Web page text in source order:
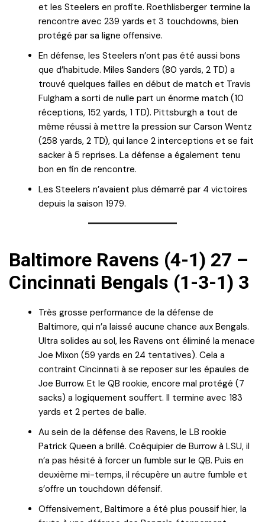
et les Steelers en profite. Roethlisberger termine la
rencontre avec 239 yards et 3 touchdowns, bien
protégé par sa ligne offensive.
En défense, les Steelers n’ont pas été aussi bons
que d’habitude. Miles Sanders (80 yards, 2 TD) a
trouvé quelques failles en début de match et Travis
Fulgham a sorti de nulle part un énorme match (10
réceptions, 152 yards, 1 TD). Pittsburgh a tout de
même réussi à mettre la pression sur Carson Wentz
(258 yards, 2 TD), qui lance 2 interceptions et se fait
sacker à 5 reprises. La défense a également tenu
bon en fin de rencontre.
Les Steelers n’avaient plus démarré par 4 victoires
depuis la saison 1979.
Baltimore Ravens (4-1) 27 –
Cincinnati Bengals (1-3-1) 3
Très grosse performance de la défense de
Baltimore, qui n’a laissé aucune chance aux Bengals.
Ultra solides au sol, les Ravens ont éliminé la menace
Joe Mixon (59 yards en 24 tentatives). Cela a
contraint Cincinnati à se reposer sur les épaules de
Joe Burrow. Et le QB rookie, encore mal protégé (7
sacks) a logiquement souffert. Il termine avec 183
yards et 2 pertes de balle.
Au sein de la défense des Ravens, le LB rookie
Patrick Queen a brillé. Coéquipier de Burrow à LSU, il
n’a pas hésité à forcer un fumble sur le QB. Puis en
deuxième mi-temps, il récupère un autre fumble et
s’offre un touchdown défensif.
Offensivement, Baltimore a été plus poussif hier, la